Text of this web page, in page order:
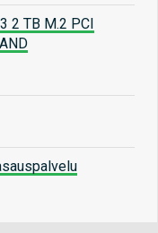
2 TB M.2 PCI